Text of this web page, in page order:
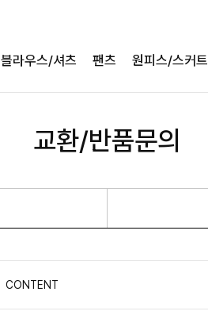
블라우스/셔츠 팬츠 원피스/스커트
교환/반품문의
CONTENT